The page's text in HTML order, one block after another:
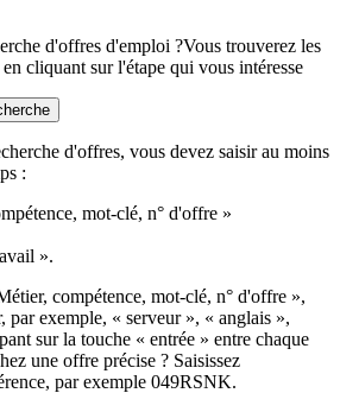
d'offres d'emploi ?Vous trouverez les
cliquant sur l'étape qui vous intéresse
d'offres, vous devez saisir au moins
:
mot-clé, n° d'offre »
».
compétence, mot-clé, n° d'offre »,
par exemple, « serveur », « anglais »,
sur la touche « entrée » entre chaque
une offre précise ? Saisissez
par exemple 049RSNK.